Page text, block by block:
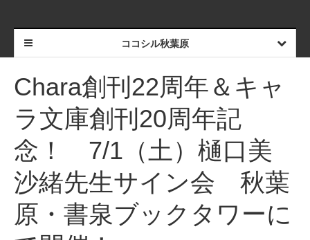
ココシル秋葉原
Chara創刊22周年＆キャ
ラ文庫創刊20周年記
念！ 7/1（土）樋口美
沙緒先生サイン会 秋葉
原・書泉ブックタワーに